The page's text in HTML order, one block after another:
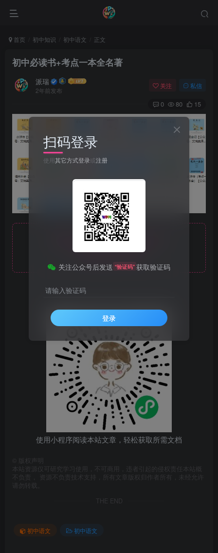
首页 初中知识 初中语文 正文
初中必读书+考点一本全名著
派瑞
2年前发布
关注 私信
0 80 15
此处内容已隐藏，黄金会员可见
请登录后查看特权
使用小程序阅读本站文章，轻松获取所需文档
版权声明
本站资源仅可研究学习使用，不可商用，违者引起的侵权责任本站概
不负责， 资源不负责技术支持，所有文章版权归作者所有，未经允许
请勿转载。
THE END
初中语文 初中语文
扫码登录
使用其它方式登录或注册
关注公众号后发送 “验证码” 获取验证码
请输入验证码
登录